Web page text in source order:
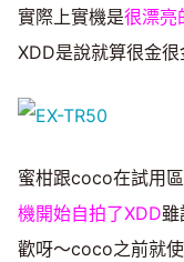
實際上實機是很漂亮
XDD是說就算很金
蜜柑跟coco在試用
機開始自拍了XDD
歡呀～coco之前就